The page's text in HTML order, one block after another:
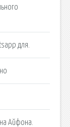
для.
Айфона.